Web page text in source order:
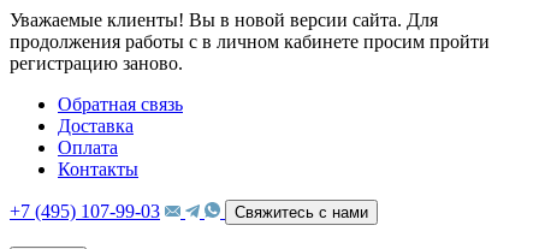
Уважаемые клиенты! Вы в новой версии сайта. Для
продолжения работы с в личном кабинете просим пройти
регистрацию заново.
Обратная связь
Доставка
Оплата
Контакты
+7 (495) 107-99-03 Свяжитесь с нами